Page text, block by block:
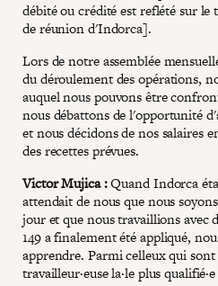
débité ou crédité est reflété sur le
de réunion d'Indorca].
Lors de notre assemblée
du déroulement des opérations,
auquel nous pouvons être
nous débattons de l'opportunité
et nous décidons de nos salaires
des recettes prévues.
Victor Mujica :Quand Indorca
attendait de nous que nous
jour et que nous travaillions avec
149 a finalement été appliqué,
apprendre. Parmi celleux qui sont
travailleur·euse la·le plus